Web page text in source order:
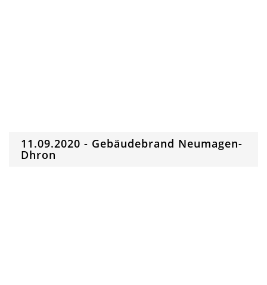
11.09.2020 - Gebäudebrand Neumagen-
Dhron